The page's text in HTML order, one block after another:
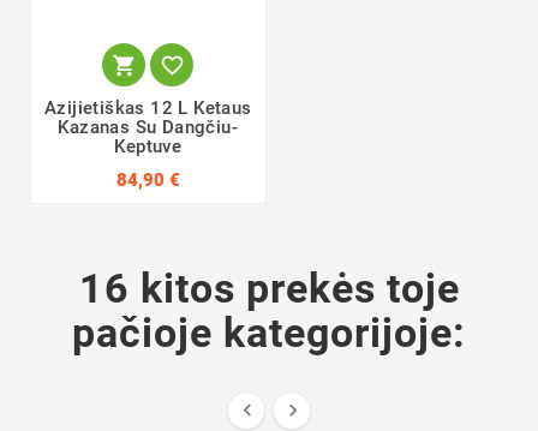
 
Azijietiškas 12 L Ketaus
Kazanas Su Dangčiu-
Keptuve
84,90 €
16 kitos prekės toje
pačioje kategorijoje:
 